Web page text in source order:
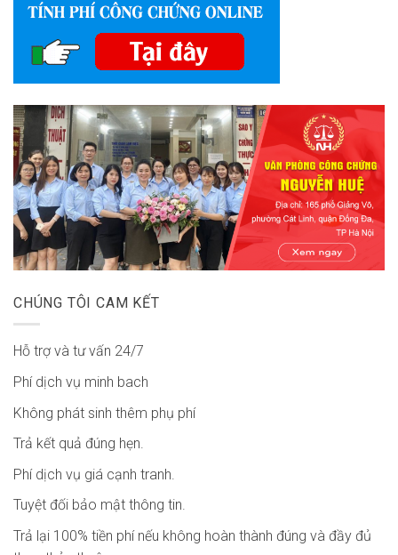
CHÚNG TÔI CAM KẾT
Hỗ trợ và tư vấn 24/7
Phí dịch vụ minh bach
Không phát sinh thêm phụ phí
Trả kết quả đúng hẹn.
Phí dịch vụ giá cạnh tranh.
Tuyệt đối bảo mật thông tin.
Trả lại 100% tiền phí nếu không hoàn thành đúng và đầy đủ